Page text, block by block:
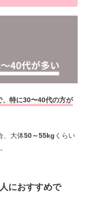
特に30〜40代の方が
、大体50～55kg くらい
におすすめで